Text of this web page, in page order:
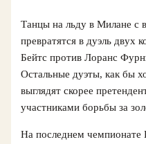
Танцы на льду в Милане с
превратятся в дуэль двух
Бейтс против Лоранс
Остальные дуэты, как бы
выглядят скорее
участниками борьбы за
На последнем чемпионате